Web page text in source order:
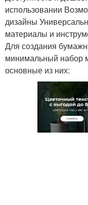
использовании
дизайны
материалы и
Для создания
минимальный набор
основные из них: